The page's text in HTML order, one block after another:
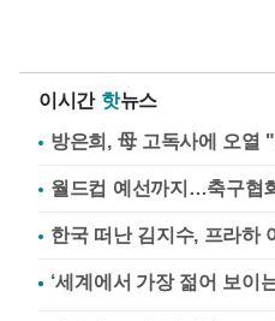
이시간 핫뉴스
방은희, 母 고독사에 오열
월드컵 예선까지…축구협
한국 떠난 김지수, 프라하